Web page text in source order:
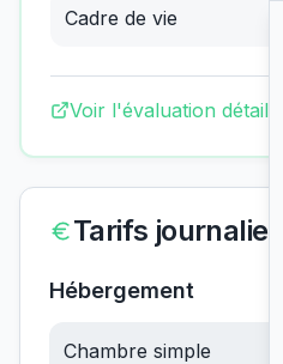
Cadre de vie
Voir l'évaluation
Tarifs journaliers
Hébergement
Chambre simple